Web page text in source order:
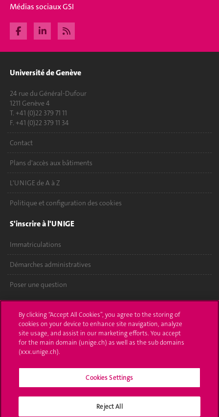
Médias sociaux GSI
Université de Genève
24 rue du Général-Dufour
1211 Genève 4
T. +41 (0)22 379 71 11
F. +41 (0)22 379 11 34
Contact
Plans d'accès aux bâtiments
L'UNIGE de A à Z
Politique et configuration des cookies
S'inscrire à l'UNIGE
Immatriculations
Démarches administratives
Poser une question
UNIGE Mobile
Médias
Offres d'emploi
Bibliothèque
By clicking “Accept All Cookies”, you agree to the storing of
cookies on your device to enhance site navigation, analyze
site usage, and assist in our marketing efforts. You accept
for the main domain (unige.ch) as well as the sub domains
(xxx.unige.ch).
Cookies Settings
Reject All